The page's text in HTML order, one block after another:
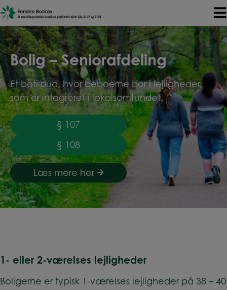
Hop
til
indholdet
Bolig – Seniorafdeling
Et botilbud, hvor beboerne bor i lejligheder,
som er integreret i lokalsamfundet.
§ 107
§ 108
Læs mere her
1- eller 2-værelses lejligheder
Boligerne er typisk 1-værelses lejligheder på 38 – 40